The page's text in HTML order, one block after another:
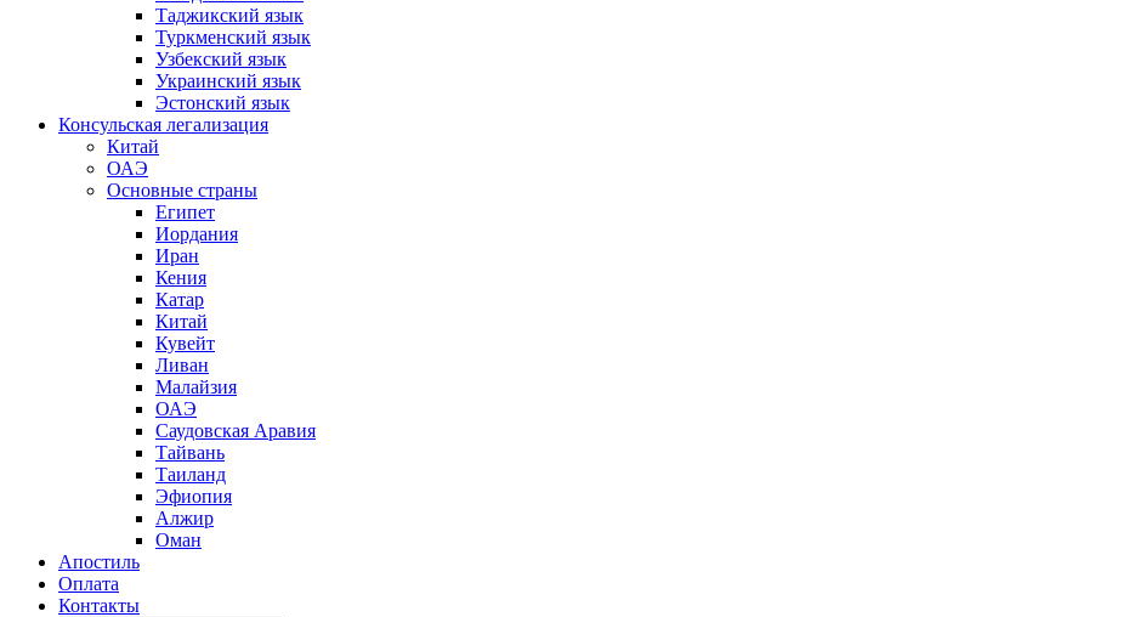
Таджикский язык
Туркменский язык
Узбекский язык
Украинский язык
Эстонский язык
Консульская легализация
Китай
ОАЭ
Основные страны
Египет
Иордания
Иран
Кения
Катар
Китай
Кувейт
Ливан
Малайзия
ОАЭ
Саудовская Аравия
Тайвань
Таиланд
Эфиопия
Алжир
Оман
Апостиль
Оплата
Контакты